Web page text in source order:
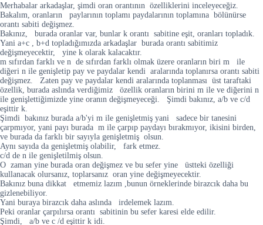
Merhabalar arkadaşlar, şimdi oran orantının özelliklerini inceleyeceğiz.
Bakalım, oranların paylarının toplamı paydalarının toplamına bölünürse
orantı sabiti değişmez.
Bakınız, burada oranlar var, bunlar k orantı sabitine eşit, oranları topladık.
Yani a+c , b+d topladığımızda arkadaşlar burada orantı sabitimiz
değişmeyecektir, yine k olarak kalacaktır.
m sıfırdan farklı ve n de sıfırdan farklı olmak üzere oranların biri m ile
diğeri n ile genişletip pay ve paydalar kendi aralarında toplanırsa orantı sabiti
değişmez. Zaten pay ve paydalar kendi aralarında toplanması üst taraftaki
özellik, burada aslında verdiğimiz özellik oranların birini m ile ve diğerini n
ile genişlettiğimizde yine oranın değişmeyeceği. Şimdi bakınız, a/b ve c/d
eşittir k.
Şimdi bakınız burada a/b'yi m ile genişletmiş yani sadece bir tanesini
çarpmıyor, yani payı burada m ile çarpıp paydayı bırakmıyor, ikisini birden,
ve burada da farklı bir sayıyla genişletmiş olsun.
Aynı sayıda da genişletmiş olabilir, fark etmez.
c/d de n ile genişletilmiş olsun.
O zaman yine burada oran değişmez ve bu sefer yine üstteki özelliği
kullanacak olursanız, toplarsanız oran yine değişmeyecektir.
Bakınız buna dikkat etmemiz lazım ,bunun örneklerinde birazcık daha bu
gizlenebiliyor.
Yani buraya birazcık daha aslında irdelemek lazım.
Peki oranlar çarpılırsa orantı sabitinin bu sefer karesi elde edilir.
Şimdi, a/b ve c /d eşittir k idi.